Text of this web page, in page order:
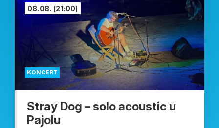
KONCERT
08.08. (21:00)
Stray Dog – solo acoustic u
Pajolu